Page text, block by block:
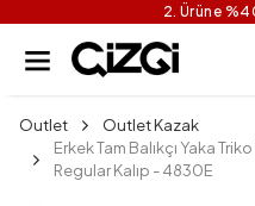
2. Ürüne
Outlet
Outlet Kazak
Erkek Tam Balıkçı Yaka
Regular Kalıp - 4830E